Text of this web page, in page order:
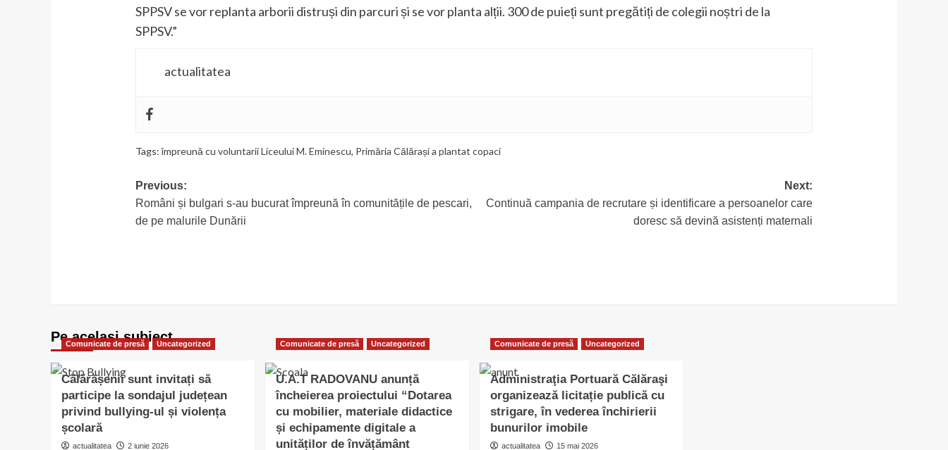
SPPSV se vor replanta arborii distruși din parcuri și se vor planta alții. 300 de puieți sunt pregătiți de colegii noștri de la
SPPSV.”
actualitatea
Tags:împreună cu voluntarii Liceului M. Eminescu, Primăria Călărași a plantat copaci
Post
navigation
Previous:
Români și bulgari s-au bucurat împreună în comunitățile de pescari,
de pe malurile Dunării
Next:
Continuă campania de recrutare și identificare a persoanelor care
doresc să devină asistenți maternali
Pe acelasi subiect
Comunicate de presă Uncategorized
Călărășenii sunt invitați să
participe la sondajul județean
privind bullying-ul și violența
școlară
actualitatea 2 iunie 2026
Comunicate de presă Uncategorized
U.A.T RADOVANU anunță
încheierea proiectului “Dotarea
cu mobilier, materiale didactice
și echipamente digitale a
unităților de învățământ
Comunicate de presă Uncategorized
Administraţia Portuară Călăraşi
organizează licitație publică cu
strigare, în vederea închirierii
bunurilor imobile
actualitatea 15 mai 2026